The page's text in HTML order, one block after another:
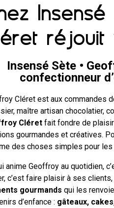
réjouit
Insensé Sète •
confectionneur
Cléret est aux commandes
maître artisan chocolatier,
Cléret fait fondre de
gourmandes et créatives.
des choses simples pour
anime Geoffroy au quotidien,
c’est faire plaisir à ses
gourmands qui les
d’enfance : gâteaux,